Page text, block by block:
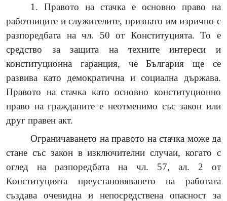
1. Правото на стачка е основно право на
работниците и служителите, признато им изрично с
разпоредбата на чл. 50 от Конституцията. То е
средство за защита на техните интереси и
конституционна гаранция, че България ще се
развива като демократична и социална държава.
Правото на стачка като основно конституционно
право на гражданите е неотменимо със закон или
друг правен акт.
Ограничаването на правото на стачка може да
стане със закон в изключителни случаи, когато с
оглед на разпоредбата на чл. 57, ал. 2 от
Конституцията преустановяването на работата
създава очевидна и непосредствена опасност за